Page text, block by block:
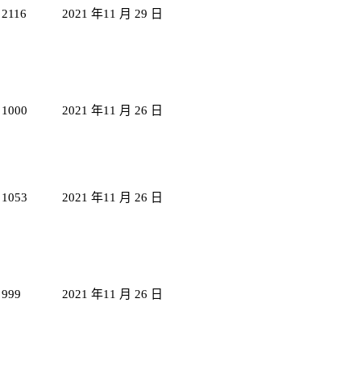
2116 2021 年11 月 29 日
1000 2021 年11 月 26 日
1053 2021 年11 月 26 日
999 2021 年11 月 26 日